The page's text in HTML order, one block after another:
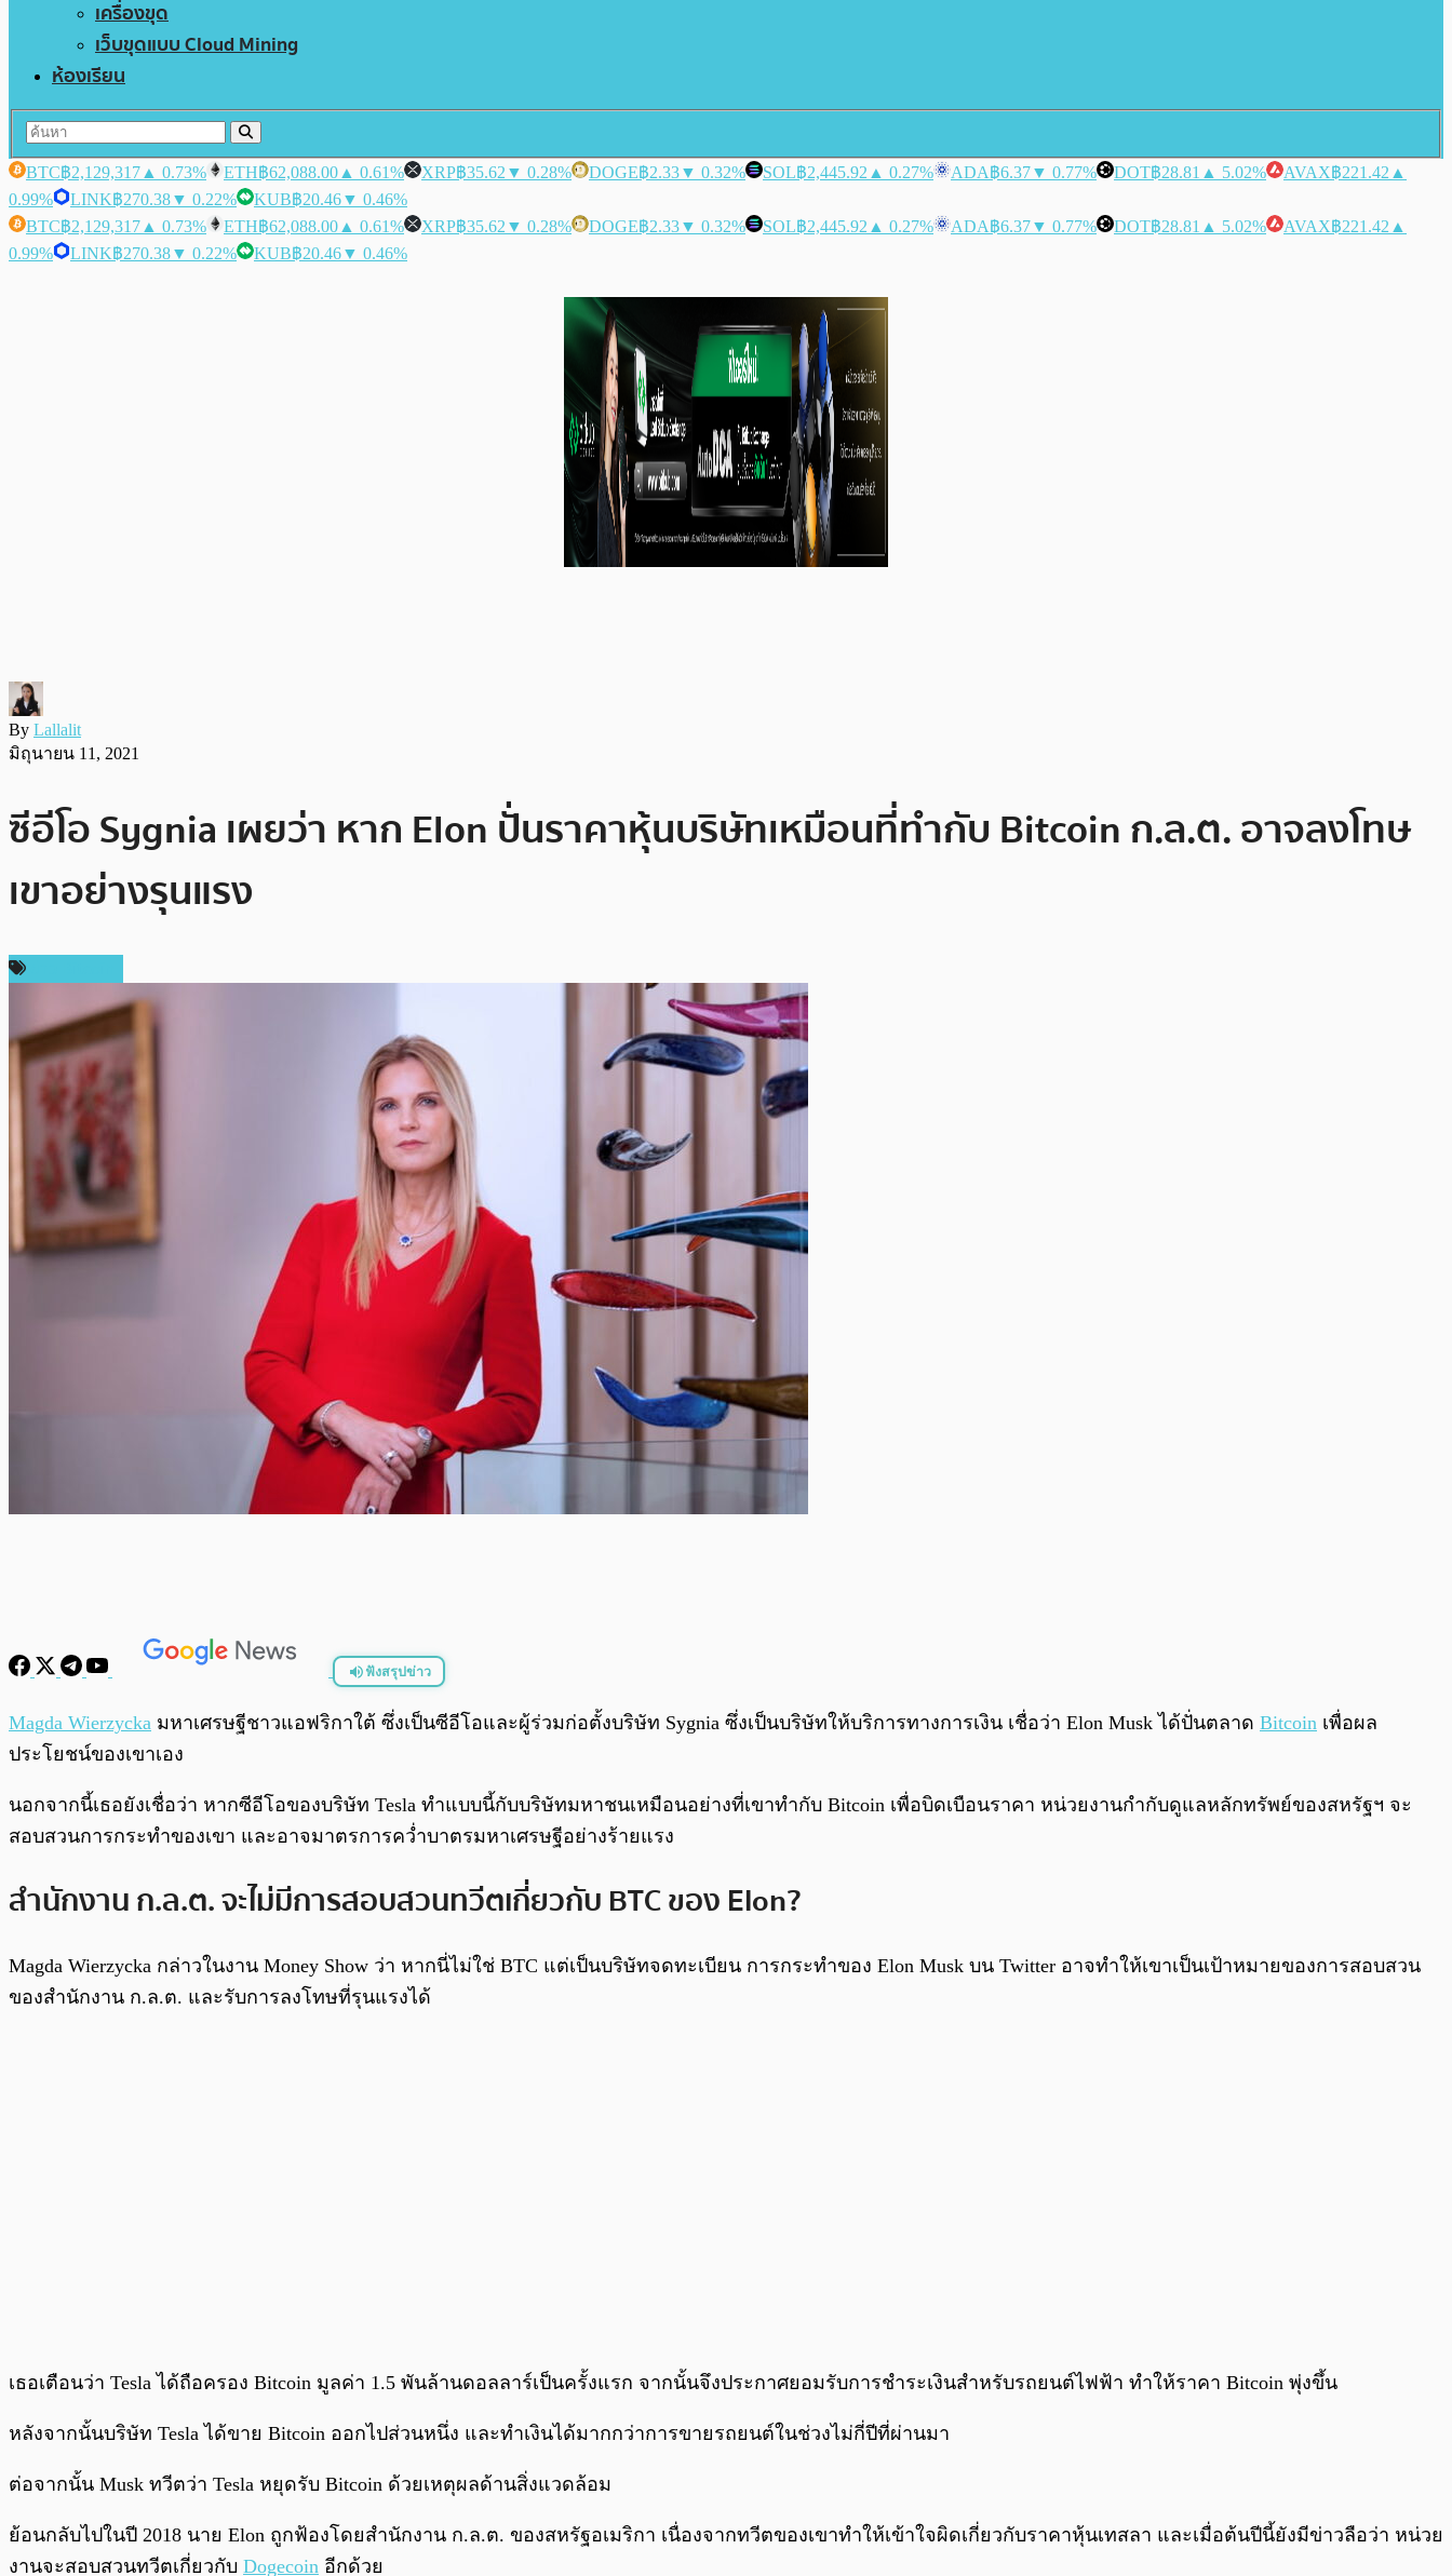
เครื่องขุด
เว็บขุดแบบ Cloud Mining
ห้องเรียน
BTC฿2,129,317 ▲ 0.73% ETH฿62,088.00 ▲ 0.61% XRP฿35.62 ▼ 0.28% DOGE฿2.33▼ 0.32% SOL฿2,445.92 ▲ 0.27% ADA฿6.37▼ 0.77% DOT฿28.81 ▲ 5.02% AVAX฿221.42 ▲
0.99%
LINK฿270.38▼ 0.22% KUB฿20.46▼ 0.46%
BTC฿2,129,317 ▲ 0.73% ETH฿62,088.00 ▲ 0.61% XRP฿35.62 ▼ 0.28% DOGE฿2.33▼ 0.32% SOL฿2,445.92 ▲ 0.27% ADA฿6.37▼ 0.77% DOT฿28.81 ▲ 5.02% AVAX฿221.42 ▲
0.99%
LINK฿270.38▼ 0.22% KUB฿20.46▼ 0.46%
By Lallalit
มิถุนายน 11, 2021
ซีอีโอ Sygnia เผยว่า หาก Elon ปั่นราคาหุ้นบริษัทเหมือนที่ทำกับ Bitcoin ก.ล.ต. อาจลงโทษ
เขาอย่างรุนแรง
ฟังสรุปข่าว
พร้อมเล่น 0:00 /
Magda Wierzycka มหาเศรษฐีชาวแอฟริกาใต้ ซึ่งเป็นซีอีโอและผู้ร่วมก่อตั้งบริษัท Sygnia ซึ่งเป็นบริษัทให้บริการทางการเงิน เชื่อว่า Elon Musk ได้ปั่นตลาด Bitcoin เพื่อผล
ประโยชน์ของเขาเอง
นอกจากนี้เธอยังเชื่อว่า หากซีอีโอของบริษัท Tesla ทำแบบนี้กับบริษัทมหาชนเหมือนอย่างที่เขาทำกับ Bitcoin เพื่อบิดเบือนราคา หน่วยงานกำกับดูแลหลักทรัพย์ของสหรัฐฯ จะ
สอบสวนการกระทำของเขา และอาจมาตรการคว่ำบาตรมหาเศรษฐีอย่างร้ายแรง
สำนักงาน ก.ล.ต. จะไม่มีการสอบสวนทวีตเกี่ยวกับ BTC ของ Elon?
Magda Wierzycka กล่าวในงาน Money Show ว่า หากนี่ไม่ใช่ BTC แต่เป็นบริษัทจดทะเบียน การกระทำของ Elon Musk บน Twitter อาจทำให้เขาเป็นเป้าหมายของการสอบสวน
ของสำนักงาน ก.ล.ต. และรับการลงโทษที่รุนแรงได้
เธอเตือนว่า Tesla ได้ถือครอง Bitcoin มูลค่า 1.5 พันล้านดอลลาร์เป็นครั้งแรก จากนั้นจึงประกาศยอมรับการชำระเงินสำหรับรถยนต์ไฟฟ้า ทำให้ราคา Bitcoin พุ่งขึ้น
หลังจากนั้นบริษัท Tesla ได้ขาย Bitcoin ออกไปส่วนหนึ่ง และทำเงินได้มากกว่าการขายรถยนต์ในช่วงไม่กี่ปีที่ผ่านมา
ต่อจากนั้น Musk ทวีตว่า Tesla หยุดรับ Bitcoin ด้วยเหตุผลด้านสิ่งแวดล้อม
ย้อนกลับไปในปี 2018 นาย Elon ถูกฟ้องโดยสำนักงาน ก.ล.ต. ของสหรัฐอเมริกา เนื่องจากทวีตของเขาทำให้เข้าใจผิดเกี่ยวกับราคาหุ้นเทสลา และเมื่อต้นปีนี้ยังมีข่าวลือว่า หน่วย
งานจะสอบสวนทวีตเกี่ยวกับ Dogecoin อีกด้วย